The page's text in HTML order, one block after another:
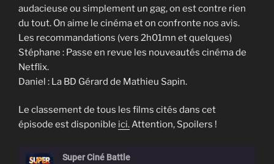
audacieuse ou simplement un gag, on est contre rien
du tout. On aime le cinéma et on confronte nos avis.
Les recommandations (vers 2h01mn et quelques)
Stéphane : Passe en revue les nouveautés cinéma de
Netflix.
Daniel : La BD Gérard de Mathieu Sapin.
Le classement de tous les films cités dans cet
épisode est disponible ici.Attention, Spoilers !
Super Ciné Battle